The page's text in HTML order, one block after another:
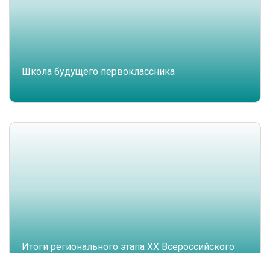
Школа будущего первоклассника
Итоги регионального этапа XX Всероссийского